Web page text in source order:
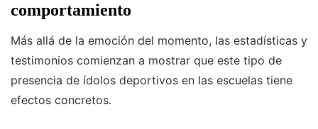
comportamiento
Más allá de la emoción del momento, las estadísticas y
testimonios comienzan a mostrar que este tipo de
presencia de ídolos deportivos en las escuelas tiene
efectos concretos.